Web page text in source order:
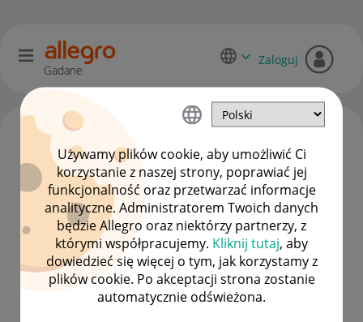
Używamy plików cookie, aby umożliwić Ci
korzystanie z naszej strony, poprawiać jej
funkcjonalność oraz przetwarzać informacje
analityczne. Administratorem Twoich danych
będzie Allegro oraz niektórzy partnerzy, z
którymi współpracujemy. Kliknij tutaj, aby
dowiedzieć się więcej o tym, jak korzystamy z
plików cookie. Po akceptacji strona zostanie
automatycznie odświeżona.
Gadane
Zaloguj
nat_not
Moderacja Społeczności